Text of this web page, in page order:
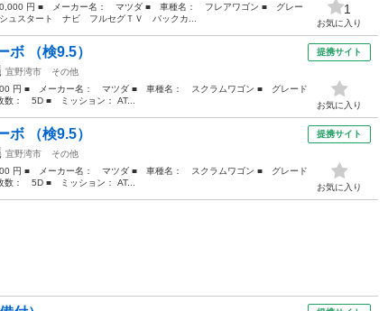
円 ■ メーカー名： マツダ ■ 車種名： フレアワゴン ■ グレー
ュスタート ナビ フルセグＴＶ バックカ...
1
お気に入り
ボ （検9.5）
宜野湾市
その他
円 ■ メーカー名： マツダ ■ 車種名： スクラムワゴン ■ グレード
： 5D ■ ミッション： AT...
提携サイト
お気に入り
ボ （検9.5）
宜野湾市
その他
円 ■ メーカー名： マツダ ■ 車種名： スクラムワゴン ■ グレード
： 5D ■ ミッション： AT...
提携サイト
お気に入り